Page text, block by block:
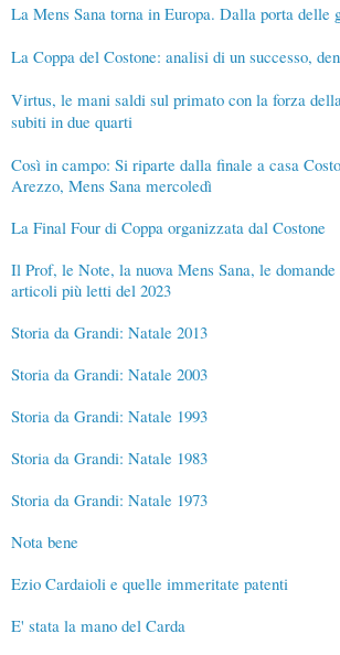
La Mens Sana torna in Europa. Dalla porta delle
La Coppa del Costone: analisi di un successo,
Virtus, le mani saldi sul primato con la forza
subiti in due quarti
Così in campo: Si riparte dalla finale a casa
Arezzo, Mens Sana mercoledì
La Final Four di Coppa organizzata dal Costone
Il Prof, le Note, la nuova Mens Sana, le
articoli più letti del 2023
Storia da Grandi: Natale 2013
Storia da Grandi: Natale 2003
Storia da Grandi: Natale 1993
Storia da Grandi: Natale 1983
Storia da Grandi: Natale 1973
Nota bene
Ezio Cardaioli e quelle immeritate patenti
E' stata la mano del Carda